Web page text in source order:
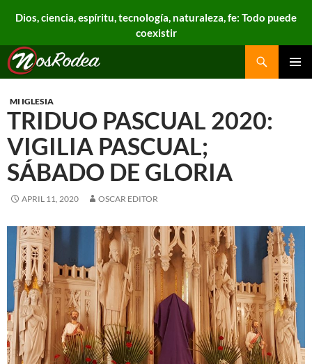
Dios, ciencia, espíritu, tecnología, naturaleza, fe: Todo puede
coexistir
Nos Rodea
Search
MI IGLESIA
TRIDUO PASCUAL 2020:
VIGILIA PASCUAL;
SÁBADO DE GLORIA
APRIL 11, 2020 OSCAR EDITOR